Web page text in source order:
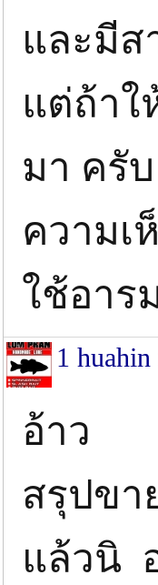
และมีส
แต่ถ้า
มา ครั
ความเ
ใช้อา
1 huahin
อ้าว
สรุปขา
แล้วนิ